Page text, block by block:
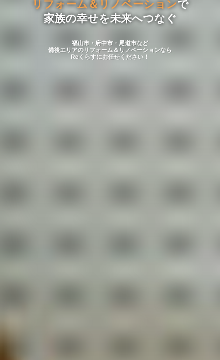
リフォーム＆リノベーションで
家族の幸せを未来へつなぐ
福山市・府中市・尾道市など
備後エリアのリフォーム＆リノベーションなら
Reくらすにお任せください！